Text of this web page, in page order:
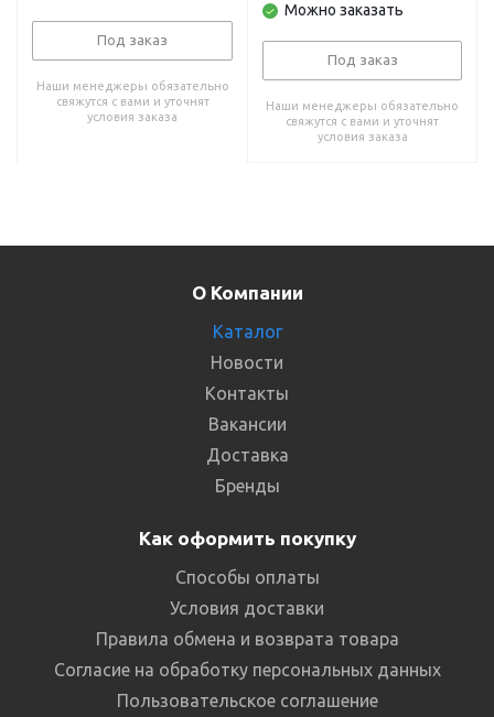
Под заказ
Наши менеджеры обязательно
свяжутся с вами и уточнят
условия заказа
Можно заказать
Под заказ
Наши менеджеры обязательно
свяжутся с вами и уточнят
условия заказа
О Компании
Каталог
Новости
Контакты
Вакансии
Доставка
Бренды
Как оформить покупку
Способы оплаты
Условия доставки
Правила обмена и возврата товара
Согласие на обработку персональных данных
Пользовательское соглашение